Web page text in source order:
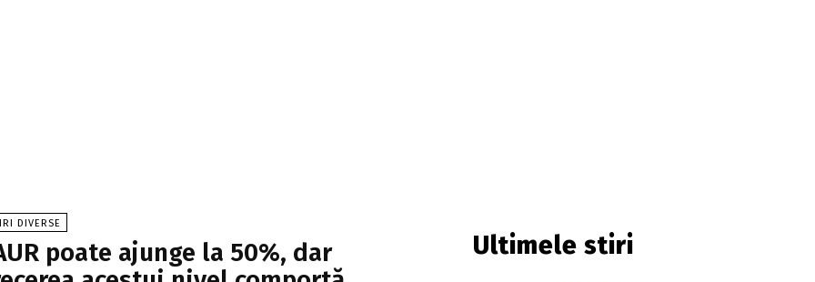
DIVERSE
poate ajunge la 50%, dar
Ultimele stiri